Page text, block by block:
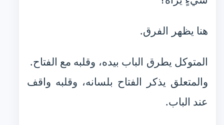
هنا يظهر الفرق.
المتوكل يطرق الباب بيده، وقلبه مع الفتاح.
والمتعلق يذكر الفتاح بلسانه، وقلبه واقف
عند الباب.